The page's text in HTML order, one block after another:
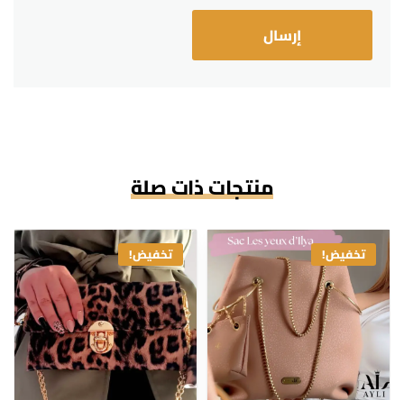
منتجات ذات صلة
تخفيض! تخفيض!